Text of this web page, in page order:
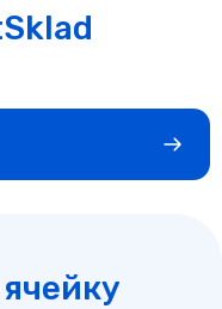
ячейку